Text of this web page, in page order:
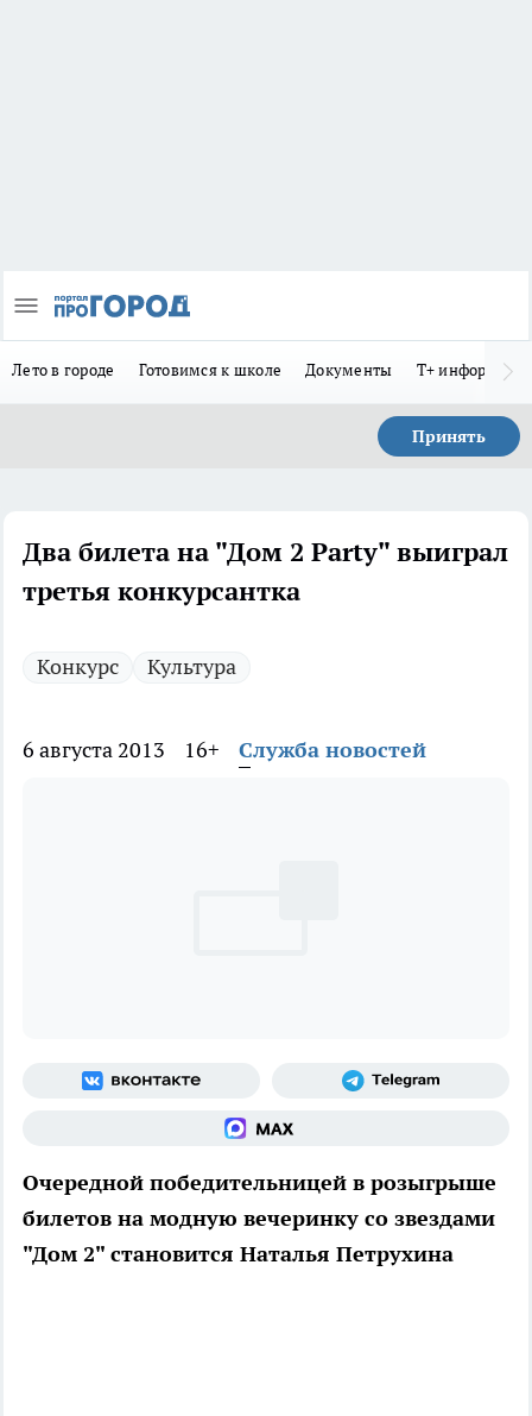
Лето в городе Готовимся к школе Документы Т+
Принять
Два билета на "Дом 2 Party" выиграл
третья конкурсантка
Конкурс Культура
6 августа 2013 16+ Служба новостей
Очередной победительницей в розыгрыше
билетов на модную вечеринку со звездами
"Дом 2" становится Наталья Петрухина